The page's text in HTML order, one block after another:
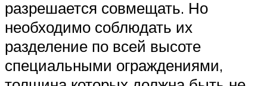
разрешается совмещать. Но
необходимо соблюдать их
разделение по всей высоте
специальными ограждениями,